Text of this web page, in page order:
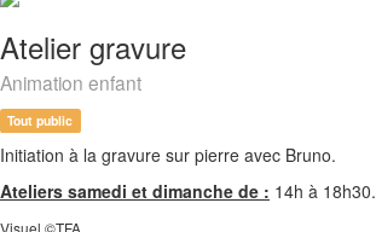
Atelier gravure
Animation enfant
Tout public
Initiation à la gravure sur pierre avec Bruno.
Ateliers samedi et dimanche de : 14h à 18h30.
Visuel ©TFA